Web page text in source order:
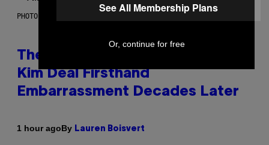
PHOTO BY JEFF KRAVITZ/FILMMAGIC
The Set of Lyrics That Still Give
Kim Deal Firsthand
Embarrassment Decades Later
1 hour agoBy Lauren Boisvert
See All Membership Plans
Or, continue for free